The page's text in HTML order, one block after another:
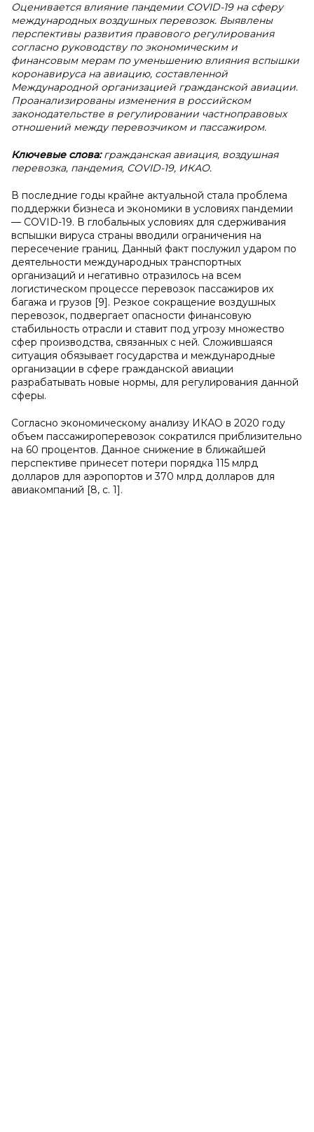
Оценивается влияние пандемии COVID-19 на сферу
международных воздушных перевозок. Выявлены
перспективы развития правового регулирования
согласно руководству по экономическим и
финансовым мерам по уменьшению влияния вспышки
коронавируса на авиацию, составленной
Международной организацией гражданской авиации.
Проанализированы изменения в российском
законодательстве в регулировании частноправовых
отношений между перевозчиком и пассажиром.
Ключевые слова:гражданская авиация, воздушная
перевозка, пандемия, COVID-19, ИКАО.
В последние годы крайне актуальной стала проблема
поддержки бизнеса и экономики в условиях пандемии
— COVID-19. В глобальных условиях для сдерживания
вспышки вируса страны вводили ограничения на
пересечение границ. Данный факт послужил ударом по
деятельности международных транспортных
организаций и негативно отразилось на всем
логистическом процессе перевозок пассажиров их
багажа и грузов [9]. Резкое сокращение воздушных
перевозок, подвергает опасности финансовую
стабильность отрасли и ставит под угрозу множество
сфер производства, связанных с ней. Сложившаяся
ситуация обязывает государства и международные
организации в сфере гражданской авиации
разрабатывать новые нормы, для регулирования данной
сферы.
Согласно экономическому анализу ИКАО в 2020 году
объем пассажироперевозок сократился приблизительно
на 60 процентов. Данное снижение в ближайшей
перспективе принесет потери порядка 115 млрд
долларов для аэропортов и 370 млрд долларов для
авиакомпаний [8, с. 1].